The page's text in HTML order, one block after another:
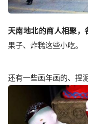
天南地北的商人相聚，
果子、炸糕这些小吃。
还有一些画年画的、捏